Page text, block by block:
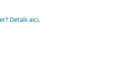
Detalii aici.